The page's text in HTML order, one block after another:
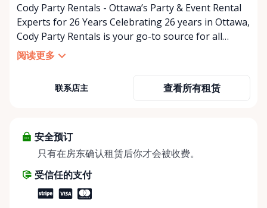
Cody Party Rentals - Ottawa’s Party & Event Rental
Experts for 26 Years Celebrating 26 years in Ottawa,
Cody Party Rentals is your go-to source for all
things party and event rentals. We’re proud to be a
partner of Rent Anything, expanding our offerings
At Cody Party Rentals, we believe in the power of
about more than just saving money; it’s about
helping people enjoy more for less while making a
share instead of buy, we’re all doing our part to
make things easier on Mother Nature.
阅读更多
联系店主 查看所有租赁
安全预订
只有在房东确认租赁后你才会被收费。
受信任的支付